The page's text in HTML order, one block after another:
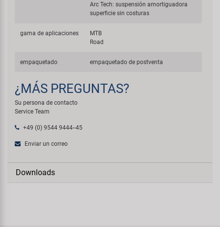
Arc Tech: suspensión amortiguadora
superficie sin costuras
gama de aplicaciones
MTB
Road
empaquetado empaquetado de postventa
¿MÁS PREGUNTAS?
Su persona de contacto
Service Team
+49 (0) 9544 9444--45
Enviar un correo
Downloads